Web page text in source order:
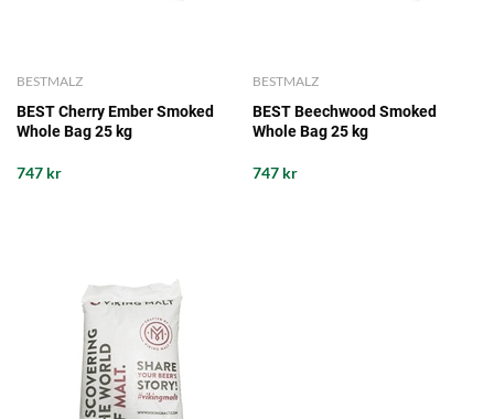
BESTMALZ
BEST Cherry Ember Smoked
Whole Bag 25 kg
747 kr
BESTMALZ
BEST Beechwood Smoked
Whole Bag 25 kg
747 kr